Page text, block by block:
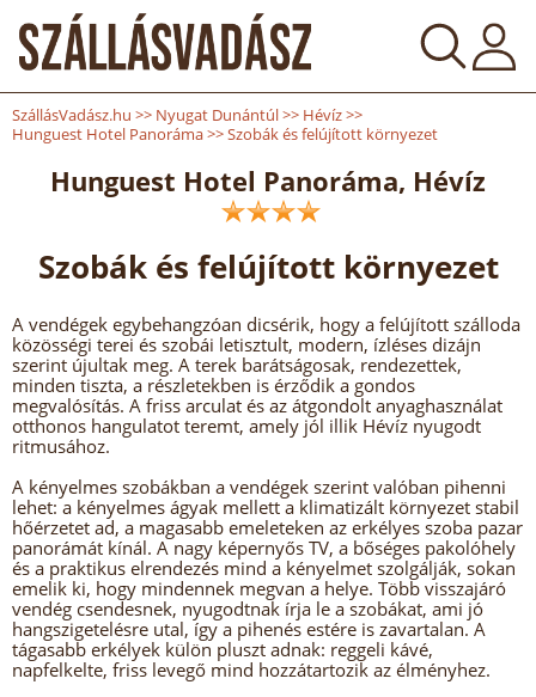
SzállásVadász.hu >> Nyugat Dunántúl>> Hévíz>>
Hunguest Hotel Panoráma>>Szobák és felújított környezet
Hunguest Hotel Panoráma, Hévíz
Szobák és felújított környezet
A vendégek egybehangzóan dicsérik, hogy a felújított szálloda
közösségi terei és szobái letisztult, modern, ízléses dizájn
szerint újultak meg. A terek barátságosak, rendezettek,
minden tiszta, a részletekben is érződik a gondos
megvalósítás. A friss arculat és az átgondolt anyaghasználat
otthonos hangulatot teremt, amely jól illik Hévíz nyugodt
ritmusához.
A kényelmes szobákban a vendégek szerint valóban pihenni
lehet: a kényelmes ágyak mellett a klimatizált környezet stabil
hőérzetet ad, a magasabb emeleteken az erkélyes szoba pazar
panorámát kínál. A nagy képernyős TV, a bőséges pakolóhely
és a praktikus elrendezés mind a kényelmet szolgálják, sokan
emelik ki, hogy mindennek megvan a helye. Több visszajáró
vendég csendesnek, nyugodtnak írja le a szobákat, ami jó
hangszigetelésre utal, így a pihenés estére is zavartalan. A
tágasabb erkélyek külön pluszt adnak: reggeli kávé,
napfelkelte, friss levegő mind hozzátartozik az élményhez.